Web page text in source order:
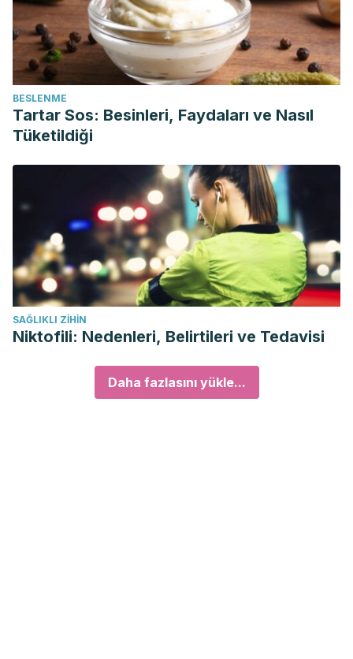
BESLENME
Tartar Sos: Besinleri, Faydaları ve Nasıl
Tüketildiği
SAĞLIKLI ZIHIN
Niktofili: Nedenleri, Belirtileri ve Tedavisi
Daha fazlasını yükle...